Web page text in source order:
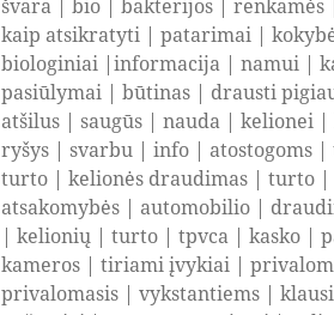
švara |bio |bakterijos |renkamės
kaip atsikratyti |patarimai |
biologiniai |informacija |namui |
pasiūlymai |būtinas | drausti
atšilus |saugūs |nauda |kelionei |
ryšys |svarbu |info | atostogoms |
turto |kelionės draudimas |turto
atsakomybės | automobilio |
|kelionių |turto |tpvca |kasko |
kameros |tiriami įvykiai |
privalomasis |vykstantiems |